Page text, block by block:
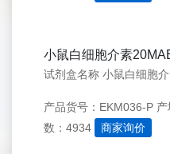
小鼠白细胞介素
产品货号：EKM036-P 产
数：4934
商家询价